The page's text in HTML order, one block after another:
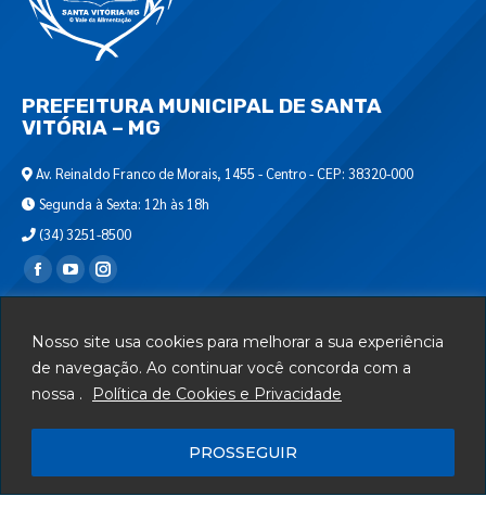
Nosso site usa cookies para melhorar a sua experiência
de navegação. Ao continuar você concorda com a
nossa .
Política de Cookies e Privacidade
PROSSEGUIR
PREFEITURA MUNICIPAL DE SANTA
VITÓRIA – MG
Av. Reinaldo Franco de Morais, 1455 - Centro - CEP: 38320-000
Segunda à Sexta: 12h às 18h
(34) 3251-8500
Encontre-nos em:
Departamento de T.I.
Serviços
Mapa do Site